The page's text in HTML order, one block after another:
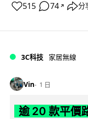
515 74 ↗ 分
3C科技 家居無線
Vin 1 日
逾 20 款平價